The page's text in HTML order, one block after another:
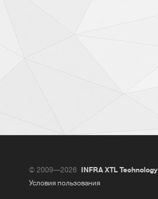
© 2009—2026
INFRA XTL Technology
Условия пользования